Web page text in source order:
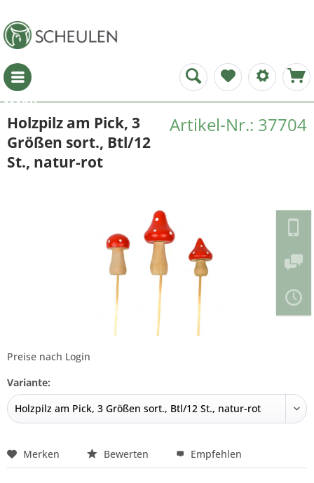
Menü
Artikel-Nr.: 37704
Holzpilz am Pick, 3
Größen sort., Btl/12
St., natur-rot
Preise nach Login
Variante:
Merken Bewerten Empfehlen